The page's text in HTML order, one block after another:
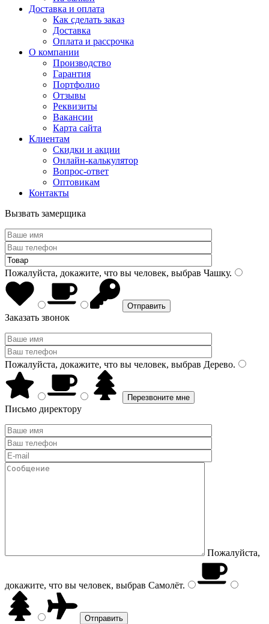
Доставка и оплата
Как сделать заказ
Доставка
Оплата и рассрочка
О компании
Производство
Гарантия
Портфолио
Отзывы
Реквизиты
Вакансии
Карта сайта
Клиентам
Скидки и акции
Онлайн-калькулятор
Вопрос-ответ
Оптовикам
Контакты
Вызвать замерщика
Пожалуйста, докажите, что вы человек, выбрав Чашку.
Заказать звонок
Пожалуйста, докажите, что вы человек, выбрав Дерево.
Письмо директору
Пожалуйста,
докажите, что вы человек, выбрав Самолёт.